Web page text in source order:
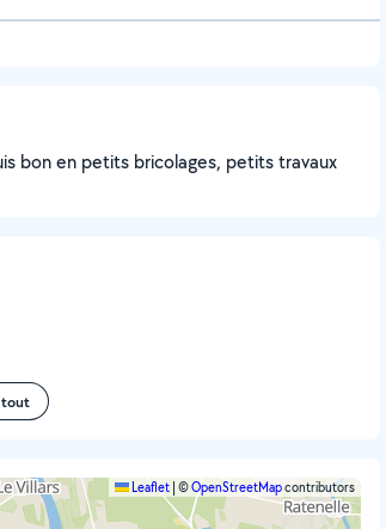
bon en petits bricolages, petits travaux
tout
Leaflet ©OpenStreetMapcontributors